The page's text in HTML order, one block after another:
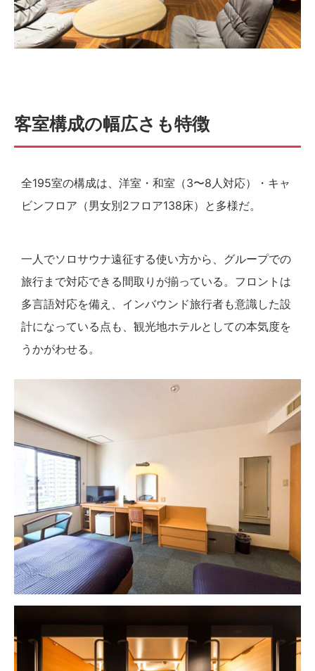
客室構成の幅広さも特徴
全195室の構成は、洋室・和室（3〜8人対応）・キャ
ビンフロア（男女別2フロア138床）と多様だ。
一人でソロサウナ遠征する使い方から、グループでの
旅行まで対応できる間取りが揃っている。フロントは
多言語対応を備え、インバウンド旅行者も意識した設
計になっている点も、観光地ホテルとしての本気度を
うかがわせる。